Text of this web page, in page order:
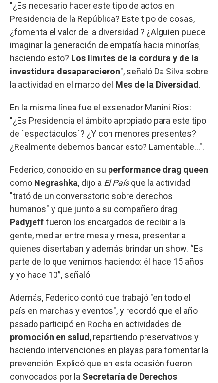
"¿Es necesario hacer este tipo de actos en
Presidencia de la República? Este tipo de cosas,
¿fomenta el valor de la diversidad ? ¿Alguien puede
imaginar la generación de empatía hacia minorías,
haciendo esto? Los límites de la cordura y de la
investidura desaparecieron", señaló Da Silva sobre
la actividad en el marco del Mes de la Diversidad.
En la misma línea fue el exsenador Manini Ríos:
"¿Es Presidencia el ámbito apropiado para este tipo
de ´espectáculos´? ¿Y con menores presentes?
¿Realmente debemos bancar esto? Lamentable...".
Federico, conocido en su performance drag queen
como Negrashka, dijo a El Paísque la actividad
"trató de un conversatorio sobre derechos
humanos" y que junto a su compañero drag
Padyjefffueron los encargados de recibir a la
gente, mediar entre mesa y mesa, presentar a
quienes disertaban y además brindar un show. “Es
parte de lo que venimos haciendo: él hace 15 años
y yo hace 10”, señaló.
Además, Federico contó que trabajó "en todo el
país en marchas y eventos", y recordó que el año
pasado participó en Rocha en actividades de
promoción en salud, repartiendo preservativos y
haciendo intervenciones en playas para fomentar la
prevención. Explicó que en esta ocasión fueron
convocados por la Secretaría de Derechos